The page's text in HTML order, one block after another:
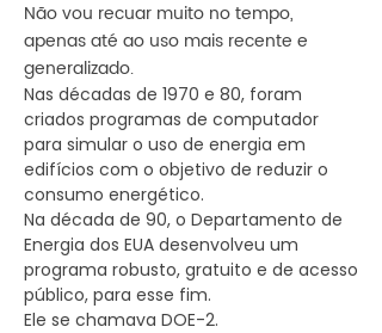
Não vou recuar muito no tempo,
apenas até ao uso mais recente e
generalizado.
Nas décadas de 1970 e 80, foram
criados programas de computador
para simular o uso de energia em
edifícios com o objetivo de reduzir o
consumo energético.
Na década de 90, o Departamento de
Energia dos EUA desenvolveu um
programa robusto, gratuito e de acesso
público, para esse fim.
Ele se chamava DOE-2.